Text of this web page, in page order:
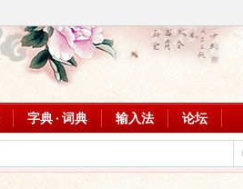
字典 · 词典 输入法 论坛